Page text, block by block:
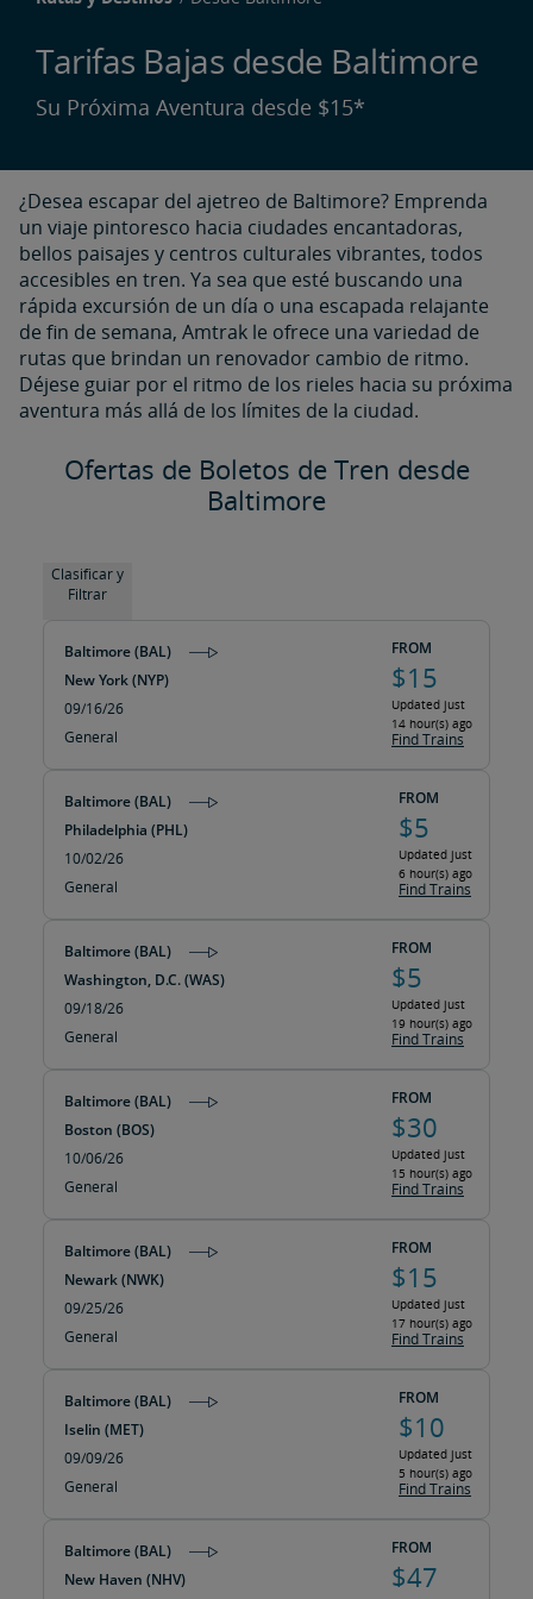
Tarifas Bajas desde Baltimore​​​​​​​
Su Próxima Aventura desde $15*
¿Desea escapar del ajetreo de Baltimore? Emprenda
un viaje pintoresco hacia ciudades encantadoras,
bellos paisajes y centros culturales vibrantes, todos
accesibles en tren. Ya sea que esté buscando una
rápida excursión de un día o una escapada relajante
de fin de semana, Amtrak le ofrece una variedad de
rutas que brindan un renovador cambio de ritmo.
Déjese guiar por el ritmo de los rieles hacia su próxima
aventura más allá de los límites de la ciudad.
Ofertas de Boletos de Tren desde
Baltimore
Clasificar y
Filtrar
Baltimore (BAL)
New York (NYP)
09/16/26
General
FROM
$15
Updated just
14 hour(s) ago
Find Trains
Baltimore (BAL)
Philadelphia (PHL)
10/02/26
General
FROM
$5
Updated just
6 hour(s) ago
Find Trains
Baltimore (BAL)
Washington, D.C. (WAS)
09/18/26
General
FROM
$5
Updated just
19 hour(s) ago
Find Trains
Baltimore (BAL)
Boston (BOS)
10/06/26
General
FROM
$30
Updated just
15 hour(s) ago
Find Trains
Baltimore (BAL)
Newark (NWK)
09/25/26
General
FROM
$15
Updated just
17 hour(s) ago
Find Trains
Baltimore (BAL)
Iselin (MET)
09/09/26
General
FROM
$10
Updated just
5 hour(s) ago
Find Trains
Baltimore (BAL)
New Haven (NHV)
FROM
$47